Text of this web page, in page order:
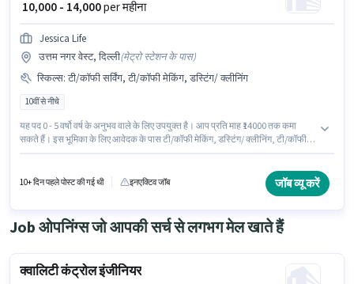
₹ 10,000 - 14,000per महीना
Jessica Life
उत्तम नगर वेस्ट, दिल्ली(मेट्रो स्टेशन के पास)
स्किल्स: टी/कॉफी सर्विंग, टी/कॉफी मेकिंग, डस्टिंग/ क्लीनिंग
10वीं से नीचे
यह पद 0 - 5 वर्षो वर्ष के अनुभव वाले के लिए उपयुक्त है। आप प्रति माह ₹14000 तक कमा
सकते हैं। इस भूमिका के लिए आवेदक के पास टी/कॉफी मेकिंग, डस्टिंग/ क्लीनिंग, टी/कॉफी
दिल्ली में है। Jessica Life में प्यून श्रेणी में ऑफिस बॉय के रूप में जुड़ें।
10+ दिन पहले पोस्ट की गई थी इनएक्टिव जॉब जॉब व्यू करें
Job ओपनिंग्स जो आपकी सर्च से लगभग मेल खाते हैं
क्वालिटी कंट्रोल इंजीनियर